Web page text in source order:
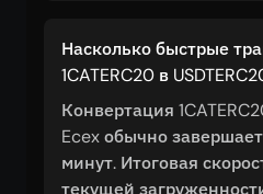
Насколько быстрые
1CATERC20 в
Конвертация
Ecex обычно
минут. Итоговая
текущей